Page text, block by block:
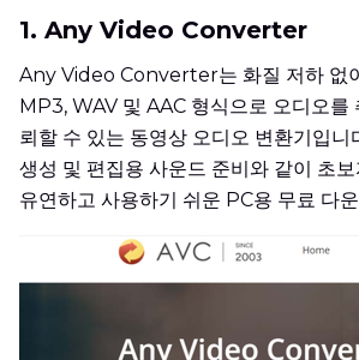
1. Any Video Converter
Any Video Converter는 화질 저하 없
MP3, WAV 및 AAC 형식으로 오디오를
뢰할 수 있는 동영상 오디오 변환기입
생성 및 편집용 사운드 준비와 같이 초보
유연하고 사용하기 쉬운 PC용 무료 다